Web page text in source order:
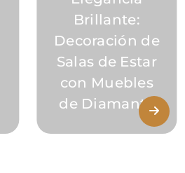
Brillante:
Decoración de
Salas de Estar
con Muebles
de Diamante